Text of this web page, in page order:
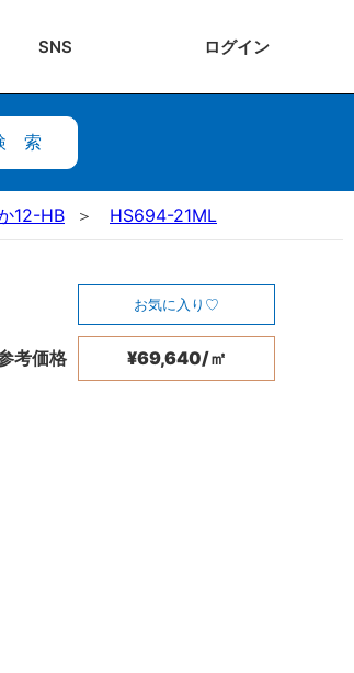
SNS ログイン
検索
12-HB HS694-21ML
お気に入り
考価格 ¥69,640/㎡